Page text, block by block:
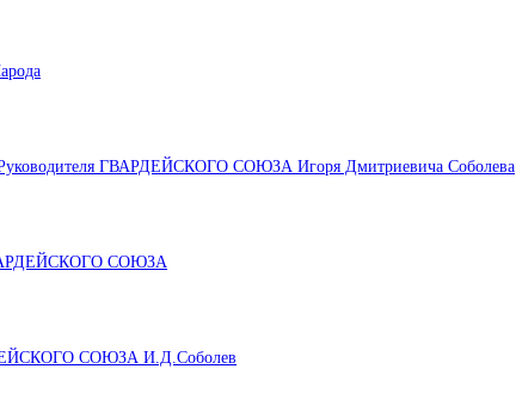
ГВАРДЕЙСКОГО СОЮЗА Игоря Дмитриевича Соболева
СОЮЗА
СОЮЗА И.Д.Соболев